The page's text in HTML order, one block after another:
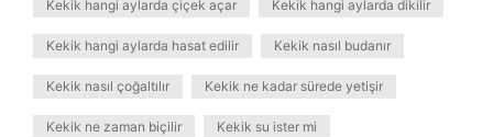
Kekik hangi aylarda çiçek açar Kekik hangi aylarda dikilir
Kekik hangi aylarda hasat edilir Kekik nasıl budanır
Kekik nasıl çoğaltılır Kekik ne kadar sürede yetişir
Kekik ne zaman biçilir Kekik su ister mi